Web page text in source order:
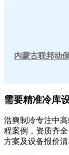
内蒙古联邦动
需要精准冷库
浩爽制冷专注中
程案例，资质齐
方案及设备报价清